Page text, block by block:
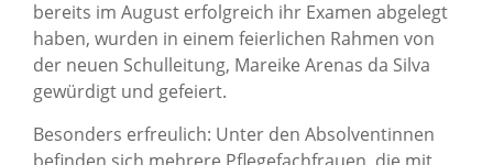
bereits im August erfolgreich ihr Examen abgelegt
haben, wurden in einem feierlichen Rahmen von
der neuen Schulleitung, Mareike Arenas da Silva
gewürdigt und gefeiert.
Besonders erfreulich: Unter den Absolventinnen